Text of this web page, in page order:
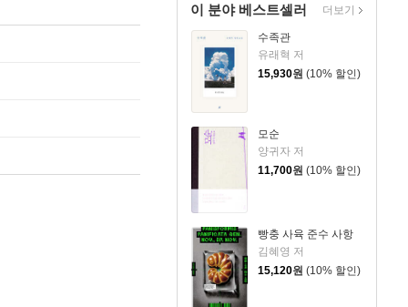
이 분야 베스트셀러
수족관
유래혁 저
15,930원 (10% 할인)
모순
양귀자 저
11,700원 (10% 할인)
빵충 사육 준수 사항
김혜영 저
15,120원 (10% 할인)
더보기